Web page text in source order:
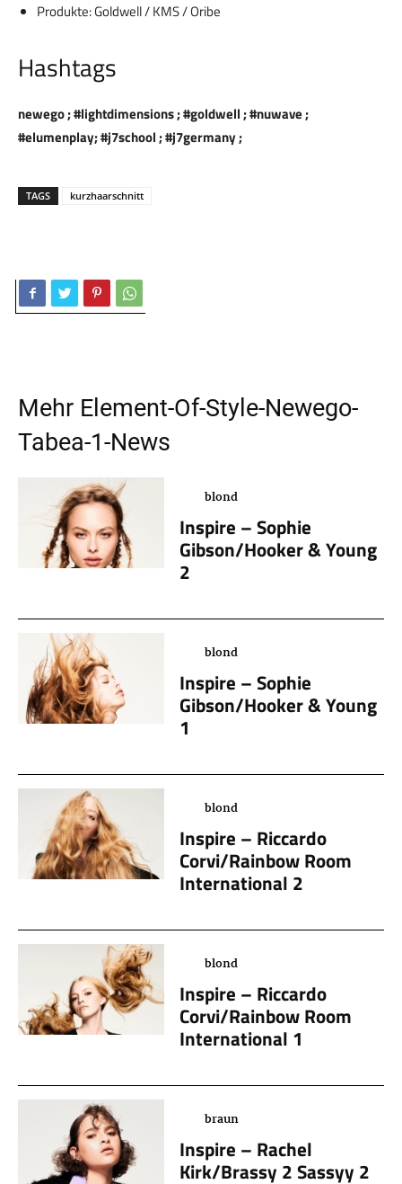
Produkte: Goldwell / KMS / Oribe
Hashtags
newego ; #lightdimensions ; #goldwell ; #nuwave ;
#elumenplay; #j7school ; #j7germany ;
TAGS kurzhaarschnitt
Mehr Element-Of-Style-Newego-
Tabea-1-News
blond
Inspire – Sophie
Gibson/Hooker & Young
2
blond
Inspire – Sophie
Gibson/Hooker & Young
1
blond
Inspire – Riccardo
Corvi/Rainbow Room
International 2
blond
Inspire – Riccardo
Corvi/Rainbow Room
International 1
braun
Inspire – Rachel
Kirk/Brassy 2 Sassyy 2